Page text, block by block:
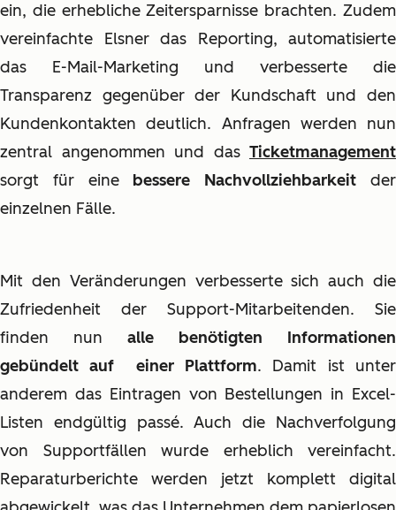
ein, die erhebliche Zeitersparnisse brachten. Zudem
vereinfachte Elsner das Reporting, automatisierte
das E-Mail-Marketing und verbesserte die
Transparenz gegenüber der Kundschaft und den
Kundenkontakten deutlich. Anfragen werden nun
zentral angenommen und das Ticketmanagement
sorgt für eine bessere Nachvollziehbarkeit der
einzelnen Fälle.
Mit den Veränderungen verbesserte sich auch die
Zufriedenheit der Support-Mitarbeitenden. Sie
finden nun alle benötigten Informationen
gebündelt auf einer Plattform. Damit ist unter
anderem das Eintragen von Bestellungen in Excel-
Listen endgültig passé. Auch die Nachverfolgung
von Supportfällen wurde erheblich vereinfacht.
Reparaturberichte werden jetzt komplett digital